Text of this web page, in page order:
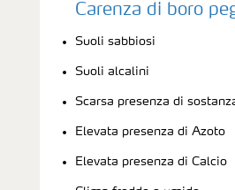
Carenza di boro
Suoli sabbiosi
Suoli alcalini
Scarsa presenza di
Elevata presenza di Azoto
Elevata presenza di Calcio